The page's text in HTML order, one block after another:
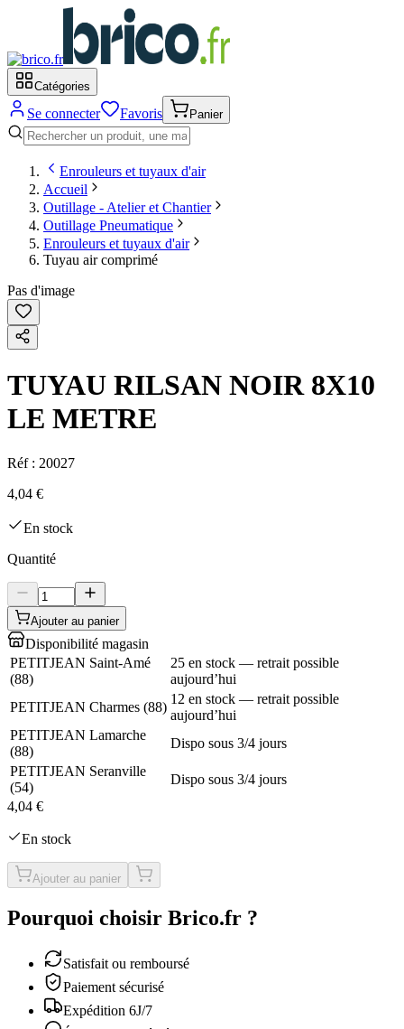
Catégories
Se connecter Favoris Panier
Enrouleurs et tuyaux d'air
Accueil
Outillage - Atelier et Chantier
Outillage Pneumatique
Enrouleurs et tuyaux d'air
Tuyau air comprimé
Pas d'image
TUYAU RILSAN NOIR 8X10
LE METRE
Réf : 20027
4,04 €
En stock
Quantité
Ajouter au panier
Disponibilité magasin
PETITJEAN Saint-Amé
(88)
25 en stock — retrait possible
aujourd’hui
PETITJEAN Charmes (88)
12 en stock — retrait possible
aujourd’hui
PETITJEAN Lamarche
(88)
Dispo sous 3/4 jours
PETITJEAN Seranville
(54)
Dispo sous 3/4 jours
4,04 €
En stock
Ajouter au panier
Pourquoi choisir Brico.fr ?
Satisfait ou remboursé
Paiement sécurisé
Expédition 6J/7